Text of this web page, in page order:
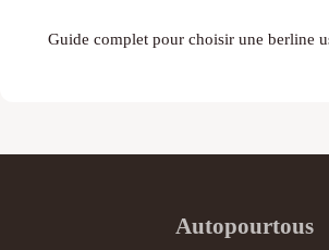
Guide complet pour choisir une berline
Autopourtous